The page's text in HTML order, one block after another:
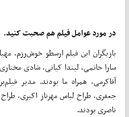
در مورد عوامل فیلم هم صحبت کنید.
بازیگران این فیلم ارسطو خوش‌رزم،
سارا حاتمی، لیندا کیانی، شادی
آقاکرمی، همراه ما بودند. مدیر
جعفری، طراح لباس مهرناز اکبری،
ناصری بودند.